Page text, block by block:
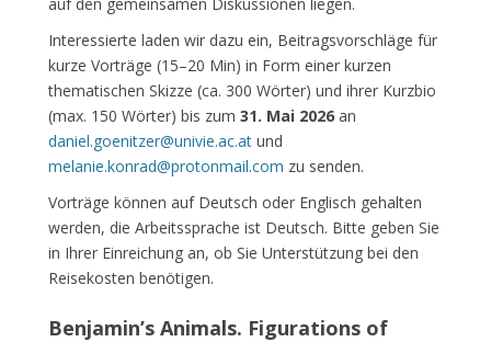
Interessierte laden wir dazu ein, Beitragsvorschläge für
kurze Vorträge (15–20 Min) in Form einer kurzen
thematischen Skizze (ca. 300 Wörter) und ihrer Kurzbio
(max. 150 Wörter) bis zum 31. Mai 2026 an
daniel.goenitzer@univie.ac.at und
melanie.konrad@protonmail.com zu senden.
Vorträge können auf Deutsch oder Englisch gehalten
werden, die Arbeitssprache ist Deutsch. Bitte geben Sie
in Ihrer Einreichung an, ob Sie Unterstützung bei den
Reisekosten benötigen.
Benjamin’s Animals. Figurations of